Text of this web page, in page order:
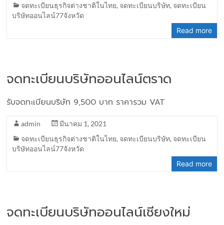
จดทะเบียนธุรกิจต่างชาติในไทย, จดทะเบียนบริษัท, จดทะเบียน
บริษัทออนไลน์77จังหวัด
Read more
จดทะเบียนบริษัทออนไลน์ตราด
รับจดทะเบียนบริษัท 9,500 บาท ราคารวม VAT
admin
มีนาคม 1, 2021
จดทะเบียนธุรกิจต่างชาติในไทย, จดทะเบียนบริษัท, จดทะเบียน
บริษัทออนไลน์77จังหวัด
Read more
จดทะเบียนบริษัทออนไลน์เชียงใหม่